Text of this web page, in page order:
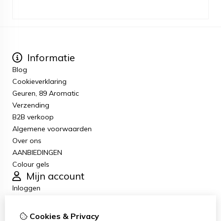
Informatie
Blog
Cookieverklaring
Geuren, 89 Aromatic
Verzending
B2B verkoop
Algemene voorwaarden
Over ons
AANBIEDINGEN
Colour gels
Mijn account
Inloggen
Verlanglijst
Cookies & Privacy